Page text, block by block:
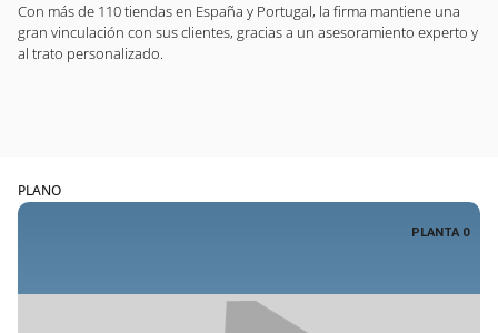
Con más de 110 tiendas en España y Portugal, la firma mantiene una
gran vinculación con sus clientes, gracias a un asesoramiento experto y
al trato personalizado.
PLANO